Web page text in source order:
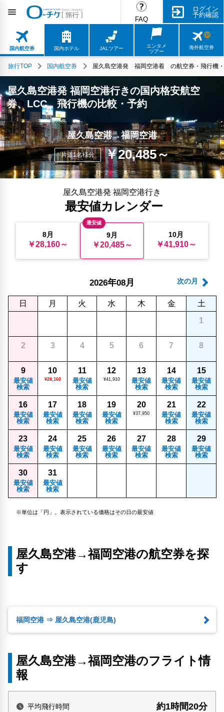
FAQ
ログイン
予約確認
国内航空券 国内ホテル JALツアー
エンタメ
ツアー
海外航空券
旅行TOP 国内航空券 屋久島空港発 福岡空港着 の航空券・飛行機
屋久島空港発 福岡空港行きの国内格安航空
券、LCC、飛行機の比較・予約
屋久島空港→福岡空港
片道1名様分 ￥20,485～
屋久島空港発 福岡空港行き
最安値カレンダー
8月
￥28,160～
最安値
9月
￥20,485～
10月
￥41,910～
次の月
2026年08月
日 月 火 水 木 金
土
1
2 3 4 5 6 7 8
9
最安値
検索
10
¥28,160
11
最安値
検索
12
¥41,910
13
最安値
検索
14
最安値
検索
15
最安値
検索
16
最安値
検索
17
最安値
検索
18
最安値
検索
19
最安値
検索
20
¥37,950
21
最安値
検索
22
最安値
検索
23
最安値
検索
24
最安値
検索
25
最安値
検索
26
最安値
検索
27
最安値
検索
28
最安値
検索
29
最安値
検索
30
最安値
検索
31
最安値
検索
※単位は「円」。表示されている価格はその日の最安値
屋久島空港→福岡空港の航空券を探
す
福岡空港 ⇒ 屋久島空港(鹿児島)
屋久島空港→福岡空港のフライト情
報
平均飛行時間 約1時間20分